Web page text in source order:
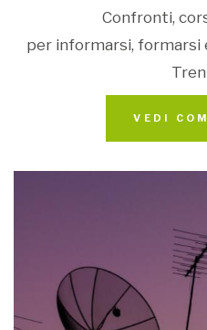
Confronti,
per informarsi, formarsi
VEDI